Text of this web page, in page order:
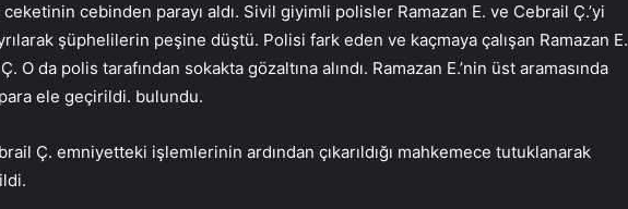
ceketinin cebinden parayı aldı. Sivil giyimli polisler Ramazan E. ve Cebrail Ç.’yi
şüphelilerin peşine düştü. Polisi fark eden ve kaçmaya çalışan Ramazan E.
O da polis tarafından sokakta gözaltına alındı. Ramazan E.’nin üst aramasında
ele geçirildi. bulundu.
Ç. emniyetteki işlemlerinin ardından çıkarıldığı mahkemece tutuklanarak